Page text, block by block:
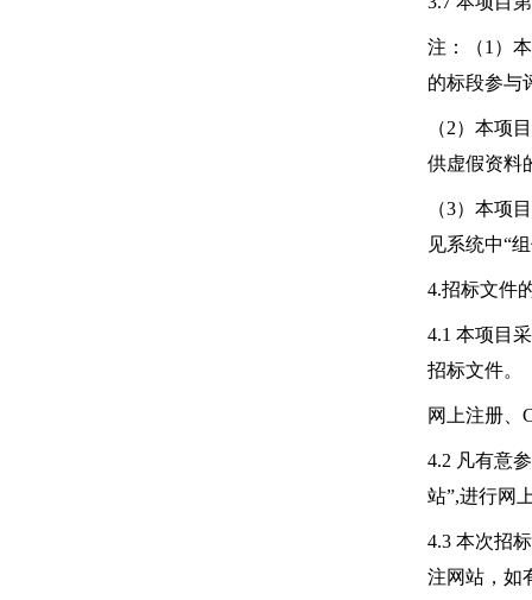
注：（1）
的标段参与
（2）本项
供虚假资料
（3）本项
见系统中“
4.招标文件
4.1 本项目
招标文件。
网上注册、
4.2 凡有意
站”,进行网
4.3 本次招
注网站，如